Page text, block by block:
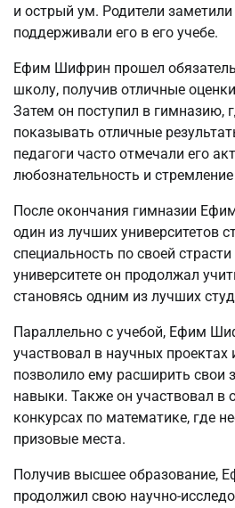
и острый ум. Родители заметили
поддерживали его в его учебе.
Ефим Шифрин прошел
школу, получив отличные
Затем он поступил в гимназию,
показывать отличные
педагоги часто отмечали его
любознательность и
После окончания гимназии
один из лучших университетов
специальность по своей
университете он продолжал
становясь одним из лучших
Параллельно с учебой, Ефим
участвовал в научных проектах
позволило ему расширить свои
навыки. Также он участвовал в
конкурсах по математике, где
призовые места.
Получив высшее образование,
продолжил свою научно-